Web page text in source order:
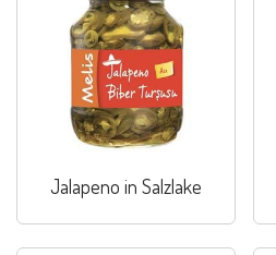
Jalapeno in Salzlake